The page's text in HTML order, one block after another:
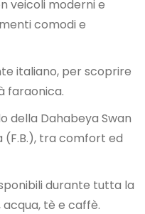
veicoli moderni e
comodi e
italiano, per scoprire
faraonica.
della Dahabeya Swan
tra comfort ed
durante tutta la
tè e caffè.